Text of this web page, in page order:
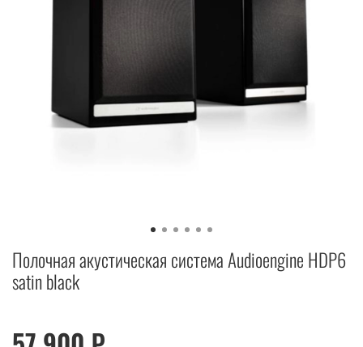
Полочная акустическая система Audioengine HDP6
satin black